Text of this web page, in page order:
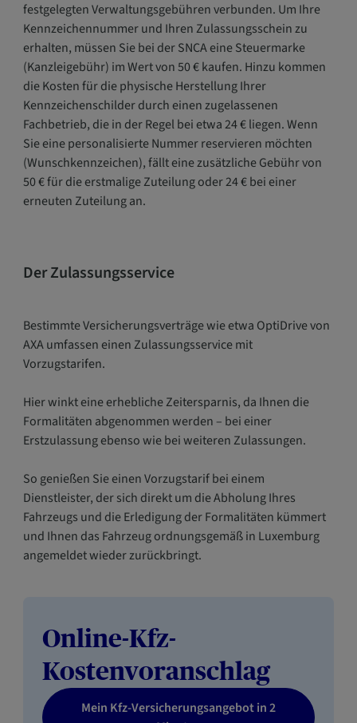
festgelegten Verwaltungsgebühren verbunden. Um Ihre
Kennzeichennummer und Ihren Zulassungsschein zu
erhalten, müssen Sie bei der SNCA eine Steuermarke
(Kanzleigebühr) im Wert von 50 € kaufen. Hinzu kommen
die Kosten für die physische Herstellung Ihrer
Kennzeichenschilder durch einen zugelassenen
Fachbetrieb, die in der Regel bei etwa 24 € liegen. Wenn
Sie eine personalisierte Nummer reservieren möchten
(Wunschkennzeichen), fällt eine zusätzliche Gebühr von
50 € für die erstmalige Zuteilung oder 24 € bei einer
erneuten Zuteilung an.
Der Zulassungsservice
Bestimmte Versicherungsverträge wie etwa OptiDrive von
AXA umfassen einen Zulassungsservice mit
Vorzugstarifen.
Hier winkt eine erhebliche Zeitersparnis, da Ihnen die
Formalitäten abgenommen werden – bei einer
Erstzulassung ebenso wie bei weiteren Zulassungen.
So genießen Sie einen Vorzugstarif bei einem
Dienstleister, der sich direkt um die Abholung Ihres
Fahrzeugs und die Erledigung der Formalitäten kümmert
und Ihnen das Fahrzeug ordnungsgemäß in Luxemburg
angemeldet wieder zurückbringt.
Online-Kfz-
Kostenvoranschlag
Mein Kfz-Versicherungsangebot in 2